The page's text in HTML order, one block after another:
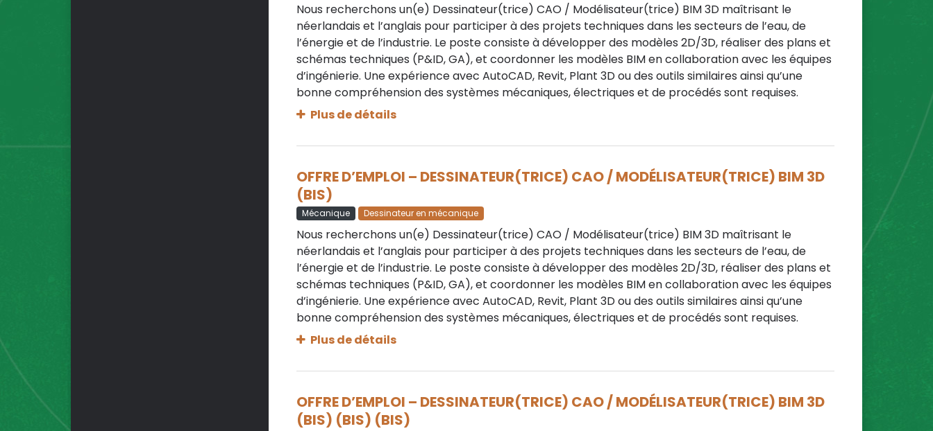
Nous recherchons un(e) Dessinateur(trice) CAO / Modélisateur(trice) BIM 3D maîtrisant le
néerlandais et l’anglais pour participer à des projets techniques dans les secteurs de l’eau, de
l’énergie et de l’industrie. Le poste consiste à développer des modèles 2D/3D, réaliser des plans et
schémas techniques (P&ID, GA), et coordonner les modèles BIM en collaboration avec les équipes
d’ingénierie. Une expérience avec AutoCAD, Revit, Plant 3D ou des outils similaires ainsi qu’une
bonne compréhension des systèmes mécaniques, électriques et de procédés sont requises.
Plus de détails
OFFRE D’EMPLOI – DESSINATEUR(TRICE) CAO / MODÉLISATEUR(TRICE) BIM 3D
(BIS)
Mécanique Dessinateur en mécanique
Nous recherchons un(e) Dessinateur(trice) CAO / Modélisateur(trice) BIM 3D maîtrisant le
néerlandais et l’anglais pour participer à des projets techniques dans les secteurs de l’eau, de
l’énergie et de l’industrie. Le poste consiste à développer des modèles 2D/3D, réaliser des plans et
schémas techniques (P&ID, GA), et coordonner les modèles BIM en collaboration avec les équipes
d’ingénierie. Une expérience avec AutoCAD, Revit, Plant 3D ou des outils similaires ainsi qu’une
bonne compréhension des systèmes mécaniques, électriques et de procédés sont requises.
Plus de détails
OFFRE D’EMPLOI – DESSINATEUR(TRICE) CAO / MODÉLISATEUR(TRICE) BIM 3D
(BIS) (BIS) (BIS)